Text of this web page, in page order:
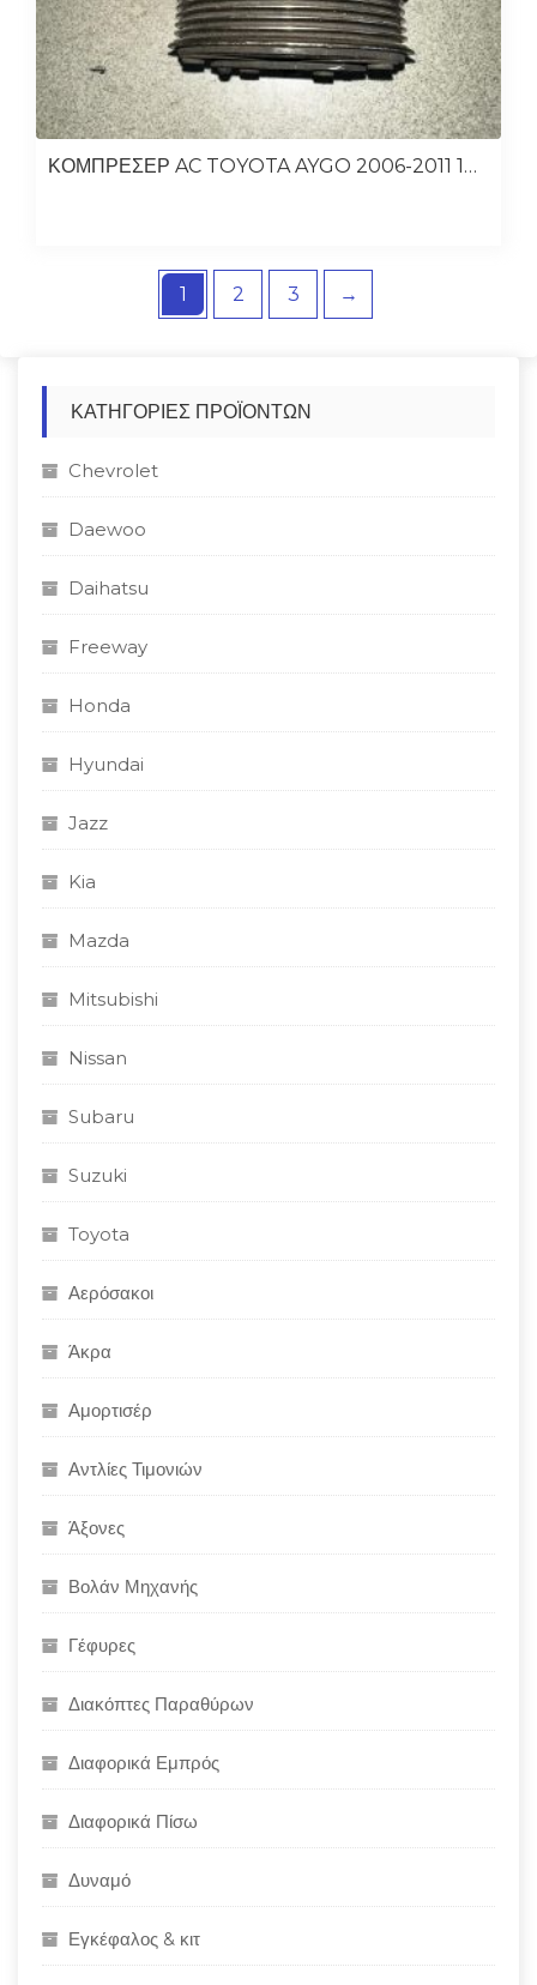
ΚΟΜΠΡΕΣΕΡ AC TOYOTA AYGO 2006-2011 1KR 1.0 BENZINH
1 2 3 →
ΚΑΤΗΓΟΡΊΕΣ ΠΡΟΪΌΝΤΩΝ
Chevrolet
Daewoo
Daihatsu
Freeway
Honda
Hyundai
Jazz
Kia
Mazda
Mitsubishi
Nissan
Subaru
Suzuki
Toyota
Αερόσακοι
Άκρα
Αμορτισέρ
Αντλίες Τιμονιών
Άξονες
Βολάν Μηχανής
Γέφυρες
Διακόπτες Παραθύρων
Διαφορικά Εμπρός
Διαφορικά Πίσω
Δυναμό
Εγκέφαλος & κιτ